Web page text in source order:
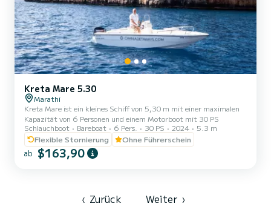
Kreta Mare 5.30
Marathi
Kreta Mare ist ein kleines Schiff von 5,30 m mit einer maximalen
Kapazität von 6 Personen und einem Motorboot mit 30 PS
Schlauchboot
Bareboat 6 Pers. 30 PS 2024
5.3 m
Flexible Stornierung
Ohne Führerschein
ab $163,90
‹ Zurück Weiter ›